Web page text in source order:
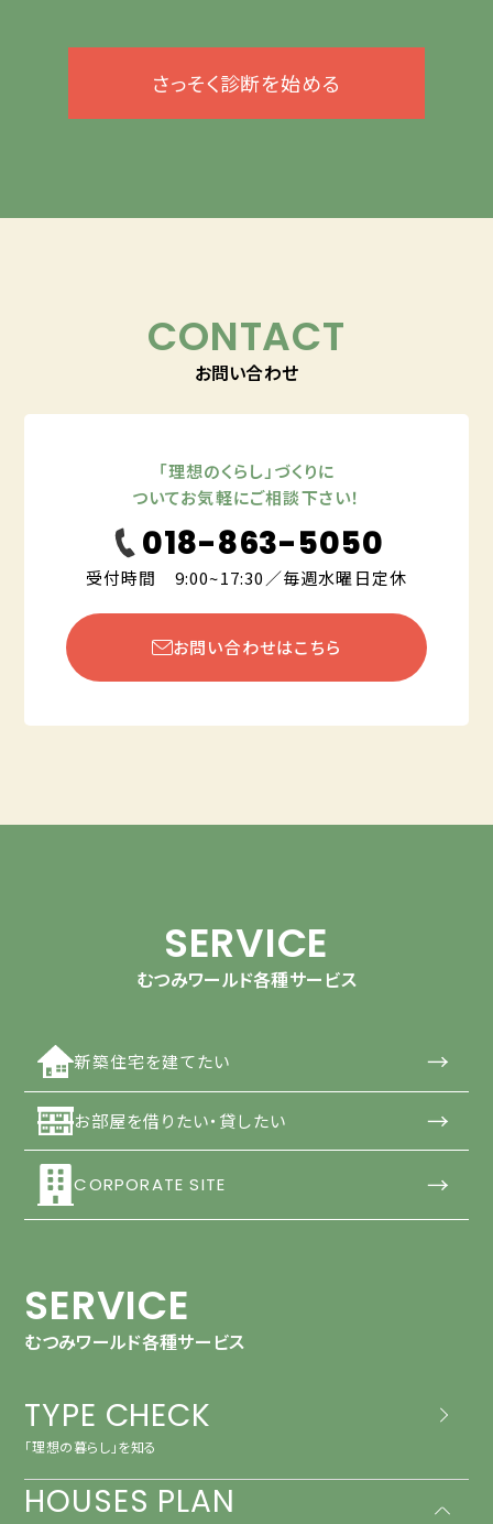
さっそく診断を始める
CONTACT
お問い合わせ
「理想のくらし」づくりに
ついてお気軽にご相談下さい！
018-863-5050
受付時間 9:00~17:30／毎週水曜日定休
お問い合わせはこちら
SERVICE
むつみワールド各種サービス
新築住宅を建てたい →
お部屋を借りたい・貸したい →
CORPORATE SITE →
SERVICE
むつみワールド各種サービス
TYPE CHECK
「理想の暮らし」を知る
HOUSES PLAN